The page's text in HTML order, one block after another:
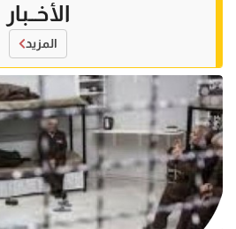
الأخــبار
المزيد